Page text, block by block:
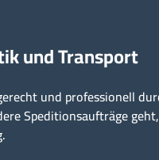
und Transport
und professionell
Speditionsaufträge